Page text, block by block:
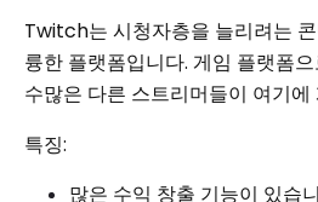
Twitch는 시청자층을 늘리려는
륭한 플랫폼입니다. 게임 플랫폼
수많은 다른 스트리머들이 여기
특징:
많은 수익 창출 기능이 있습